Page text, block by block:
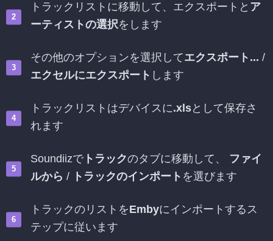
トラックリストに移動して、エクスポートと ア
ーティストの選択をします
その他のオプションを選択してエクスポート... /
エクセルにエクスポート します
トラックリストはデバイスに.xlsとして保存さ
れます
Soundiizでトラックのタブに移動して、 ファイ
ルから / トラックのインポート を選びます
トラックのリストをEmbyにインポートするス
テップに従います